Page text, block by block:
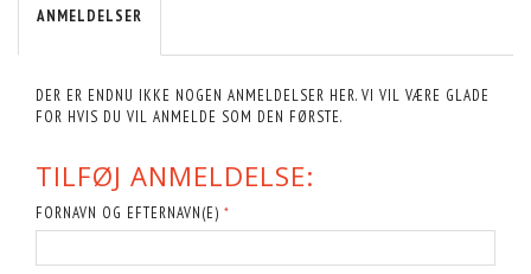
ANMELDELSER
DER ER ENDNU IKKE NOGEN ANMELDELSER HER. VI VIL VÆRE GLADE
FOR HVIS DU VIL ANMELDE SOM DEN FØRSTE.
TILFØJ ANMELDELSE:
FORNAVN OG EFTERNAVN(E)